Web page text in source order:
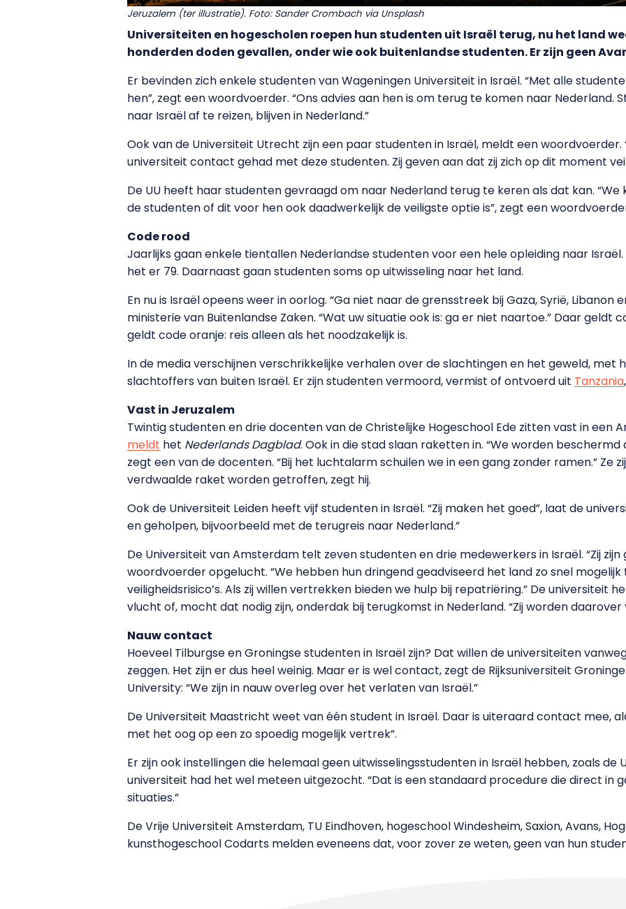
Jeruzalem (ter illustratie). Foto: Sander Crombach via Unsplash
Universiteiten en hogescholen roepen hun studenten uit Israël terug, nu het land
honderden doden gevallen, onder wie ook buitenlandse studenten. Er zijn geen
Er bevinden zich enkele studenten van Wageningen Universiteit in Israël. “Met alle
hen”, zegt een woordvoerder. “Ons advies aan hen is om terug te komen naar Nederland.
naar Israël af te reizen, blijven in Nederland.”
Ook van de Universiteit Utrecht zijn een paar studenten in Israël, meldt een
universiteit contact gehad met deze studenten. Zij geven aan dat zij zich op dit moment
De UU heeft haar studenten gevraagd om naar Nederland terug te keren als dat kan.
de studenten of dit voor hen ook daadwerkelijk de veiligste optie is”, zegt een
Code rood
Jaarlijks gaan enkele tientallen Nederlandse studenten voor een hele opleiding naar
het er 79. Daarnaast gaan studenten soms op uitwisseling naar het land.
En nu is Israël opeens weer in oorlog. “Ga niet naar de grensstreek bij Gaza, Syrië, Libanon
ministerie van Buitenlandse Zaken. “Wat uw situatie ook is: ga er niet naartoe.” Daar geldt
geldt code oranje: reis alleen als het noodzakelijk is.
In de media verschijnen verschrikkelijke verhalen over de slachtingen en het geweld, met
slachtoffers van buiten Israël. Er zijn studenten vermoord, vermist of ontvoerd uit Tanzania
Vast in Jeruzalem
Twintig studenten en drie docenten van de Christelijke Hogeschool Ede zitten vast in een
meldt het Nederlands Dagblad. Ook in die stad slaan raketten in. “We worden
zegt een van de docenten. “Bij het luchtalarm schuilen we in een gang zonder ramen.” Ze
verdwaalde raket worden getroffen, zegt hij.
Ook de Universiteit Leiden heeft vijf studenten in Israël. “Zij maken het goed”, laat de
en geholpen, bijvoorbeeld met de terugreis naar Nederland.”
De Universiteit van Amsterdam telt zeven studenten en drie medewerkers in Israël. “Zij zijn
woordvoerder opgelucht. “We hebben hun dringend geadviseerd het land zo snel
veiligheidsrisico’s. Als zij willen vertrekken bieden we hulp bij repatriëring.” De universiteit
vlucht of, mocht dat nodig zijn, onderdak bij terugkomst in Nederland. “Zij worden
Nauw contact
Hoeveel Tilburgse en Groningse studenten in Israël zijn? Dat willen de universiteiten
zeggen. Het zijn er dus heel weinig. Maar er is wel contact, zegt de Rijksuniversiteit
University: “We zijn in nauw overleg over het verlaten van Israël.”
De Universiteit Maastricht weet van één student in Israël. Daar is uiteraard contact mee,
met het oog op een zo spoedig mogelijk vertrek”.
Er zijn ook instellingen die helemaal geen uitwisselingsstudenten in Israël hebben, zoals de
universiteit had het wel meteen uitgezocht. “Dat is een standaard procedure die direct in
situaties.”
De Vrije Universiteit Amsterdam, TU Eindhoven, hogeschool Windesheim, Saxion, Avans,
kunsthogeschool Codarts melden eveneens dat, voor zover ze weten, geen van hun